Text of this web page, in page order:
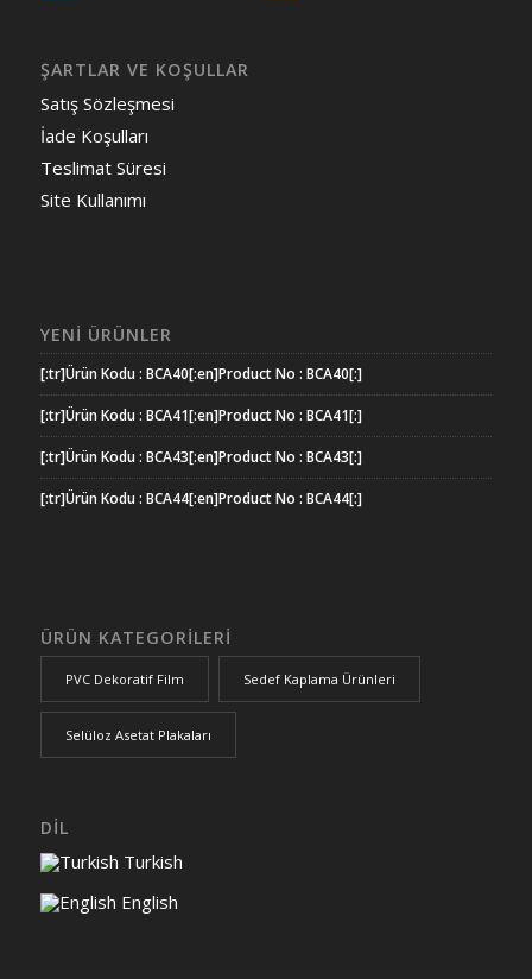
ŞARTLAR VE KOŞULLAR
Satış Sözleşmesi
İade Koşulları
Teslimat Süresi
Site Kullanımı
YENI ÜRÜNLER
[:tr]Ürün Kodu : BCA40[:en]Product No : BCA40[:]
[:tr]Ürün Kodu : BCA41[:en]Product No : BCA41[:]
[:tr]Ürün Kodu : BCA43[:en]Product No : BCA43[:]
[:tr]Ürün Kodu : BCA44[:en]Product No : BCA44[:]
ÜRÜN KATEGORİLERİ
PVC Dekoratif Film Sedef Kaplama Ürünleri
Selüloz Asetat Plakaları
DİL
Turkish
English